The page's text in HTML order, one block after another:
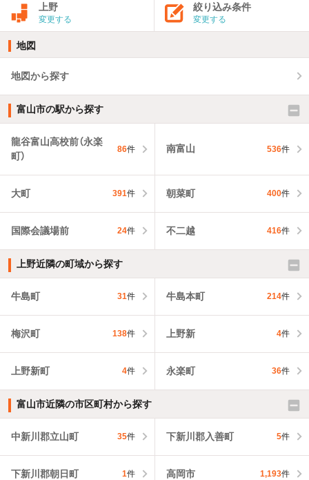
上野
変更する
絞り込み条件
変更する
地図
地図から探す
富山市の駅から探す
龍谷富山高校前（永楽
町）
86件 南富山 536件
大町 391件 朝菜町 400件
国際会議場前 24件 不二越 416件
上野近隣の町域から探す
牛島町 31件 牛島本町 214件
梅沢町 138件 上野新 4件
上野新町 4件 永楽町 36件
富山市近隣の市区町村から探す
中新川郡立山町 35件 下新川郡入善町 5件
下新川郡朝日町 1件 高岡市 1,193件